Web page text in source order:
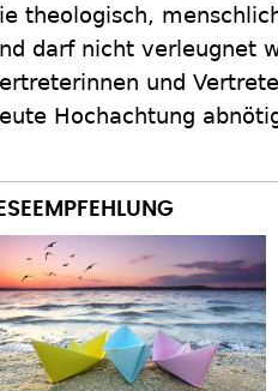
theologisch,
darf nicht verleugnet
und
Hochachtung